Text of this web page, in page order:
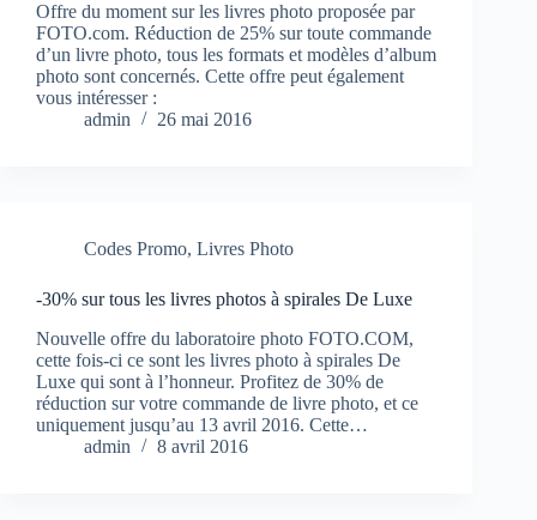
Offre du moment sur les livres photo proposée par
FOTO.com. Réduction de 25% sur toute commande
d’un livre photo, tous les formats et modèles d’album
photo sont concernés. Cette offre peut également
vous intéresser :
admin
26 mai 2016
Codes Promo, Livres Photo
-30% sur tous les livres photos à spirales De Luxe
Nouvelle offre du laboratoire photo FOTO.COM,
cette fois-ci ce sont les livres photo à spirales De
Luxe qui sont à l’honneur. Profitez de 30% de
réduction sur votre commande de livre photo, et ce
uniquement jusqu’au 13 avril 2016. Cette…
admin
8 avril 2016